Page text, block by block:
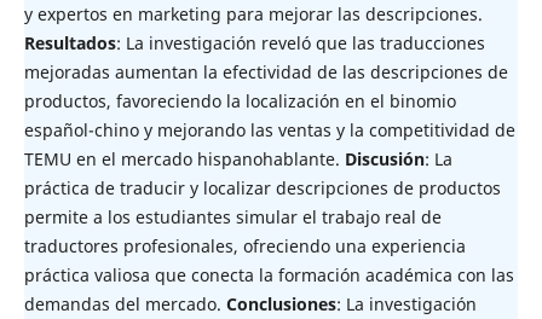
y expertos en marketing para mejorar las descripciones.
Resultados: La investigación reveló que las traducciones
mejoradas aumentan la efectividad de las descripciones de
productos, favoreciendo la localización en el binomio
español-chino y mejorando las ventas y la competitividad de
TEMU en el mercado hispanohablante. Discusión: La
práctica de traducir y localizar descripciones de productos
permite a los estudiantes simular el trabajo real de
traductores profesionales, ofreciendo una experiencia
práctica valiosa que conecta la formación académica con las
demandas del mercado. Conclusiones: La investigación